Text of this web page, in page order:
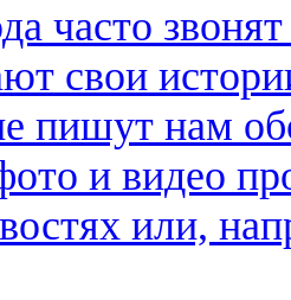
часто
свои
пишут нам
и видео
или,